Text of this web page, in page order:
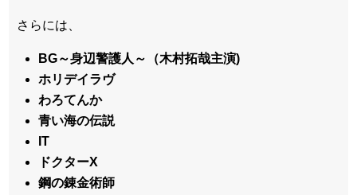
さらには、
BG～身辺警護人～（木村拓哉主演)
ホリデイラヴ
わろてんか
青い海の伝説
IT
ドクターX
鋼の錬金術師